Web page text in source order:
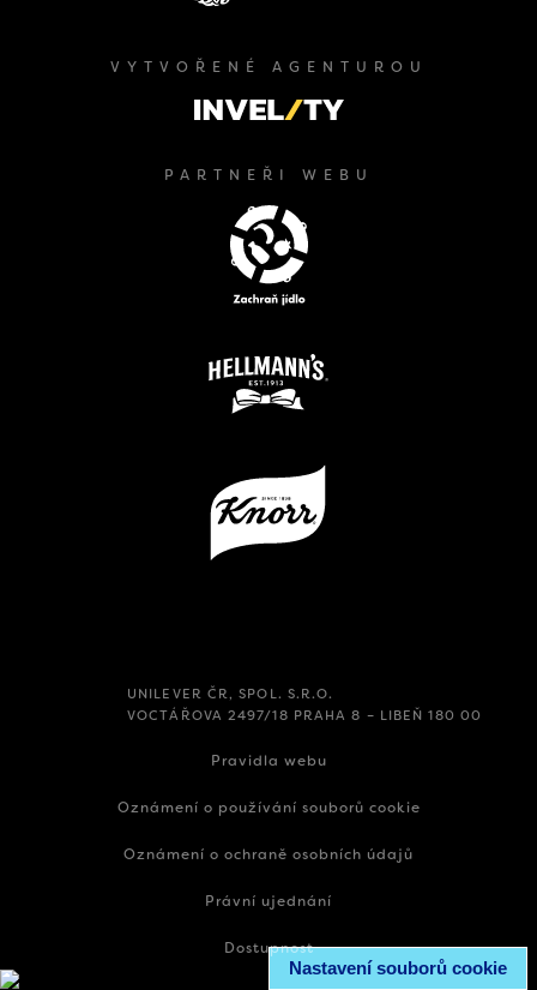
Nastavení souborů cookie
VYTVOŘENÉ AGENTUROU
PARTNEŘI WEBU
UNILEVER ČR, SPOL. S.R.O.
VOCTÁŘOVA 2497/18 PRAHA 8 – LIBEŇ 180 00
Pravidla webu
Oznámení o používání souborů cookie
Oznámení o ochraně osobních údajů
Právní ujednání
Dostupnost